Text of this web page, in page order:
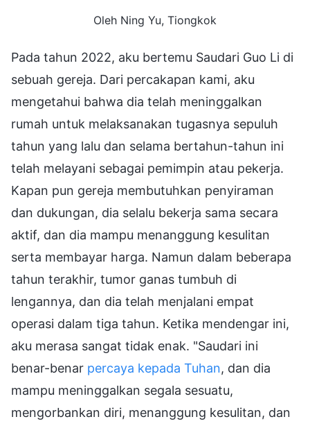
Oleh Ning Yu, Tiongkok
Pada tahun 2022, aku bertemu Saudari Guo Li di
sebuah gereja. Dari percakapan kami, aku
mengetahui bahwa dia telah meninggalkan
rumah untuk melaksanakan tugasnya sepuluh
tahun yang lalu dan selama bertahun-tahun ini
telah melayani sebagai pemimpin atau pekerja.
Kapan pun gereja membutuhkan penyiraman
dan dukungan, dia selalu bekerja sama secara
aktif, dan dia mampu menanggung kesulitan
serta membayar harga. Namun dalam beberapa
tahun terakhir, tumor ganas tumbuh di
lengannya, dan dia telah menjalani empat
operasi dalam tiga tahun. Ketika mendengar ini,
aku merasa sangat tidak enak. "Saudari ini
benar-benar percaya kepada Tuhan, dan dia
mampu meninggalkan segala sesuatu,
mengorbankan diri, menanggung kesulitan, dan